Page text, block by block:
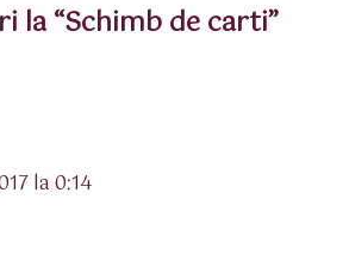
la “Schimb de carti”
la 0:14